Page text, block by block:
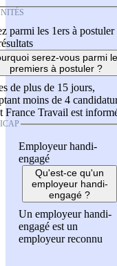
parmi les 1ers à postuler
serez-vous parmi
premiers à postuler ?
de plus de 15 jours,
moins de 4
France Travail est
Employeur handi-
engagé
Qu'est-ce qu'un
employeur handi-
engagé ?
Un employeur handi-
engagé est un
employeur reconnu